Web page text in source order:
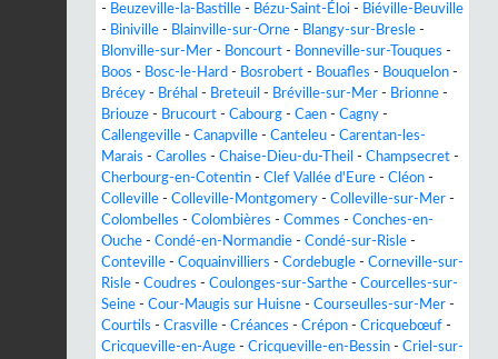
- Beuzeville-la-Bastille - Bézu-Saint-Éloi - Biéville-Beuville
- Biniville - Blainville-sur-Orne - Blangy-sur-Bresle -
Blonville-sur-Mer - Boncourt - Bonneville-sur-Touques -
Boos - Bosc-le-Hard - Bosrobert - Bouafles - Bouquelon -
Brécey - Bréhal - Breteuil - Bréville-sur-Mer - Brionne -
Briouze - Brucourt - Cabourg - Caen - Cagny -
Callengeville - Canapville - Canteleu - Carentan-les-
Marais - Carolles - Chaise-Dieu-du-Theil - Champsecret -
Cherbourg-en-Cotentin - Clef Vallée d'Eure - Cléon -
Colleville - Colleville-Montgomery - Colleville-sur-Mer -
Colombelles - Colombières - Commes - Conches-en-
Ouche - Condé-en-Normandie - Condé-sur-Risle -
Conteville - Coquainvilliers - Cordebugle - Corneville-sur-
Risle - Coudres - Coulonges-sur-Sarthe - Courcelles-sur-
Seine - Cour-Maugis sur Huisne - Courseulles-sur-Mer -
Courtils - Crasville - Créances - Crépon - Cricquebœuf -
Cricqueville-en-Auge - Cricqueville-en-Bessin - Criel-sur-